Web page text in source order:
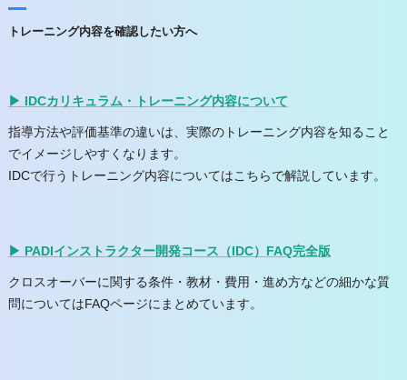
トレーニング内容を確認したい方へ
▶ IDCカリキュラム・トレーニング内容について
指導方法や評価基準の違いは、実際のトレーニング内容を知ること
でイメージしやすくなります。
IDCで行うトレーニング内容についてはこちらで解説しています。
▶ PADIインストラクター開発コース（IDC）FAQ完全版
クロスオーバーに関する条件・教材・費用・進め方などの細かな質
問についてはFAQページにまとめています。